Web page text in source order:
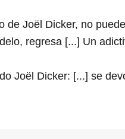
Joël Dicker, no
regresa [...] Un
Joël Dicker: [...] se